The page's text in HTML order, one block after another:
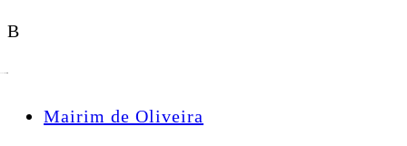
B
Mairim de Oliveira